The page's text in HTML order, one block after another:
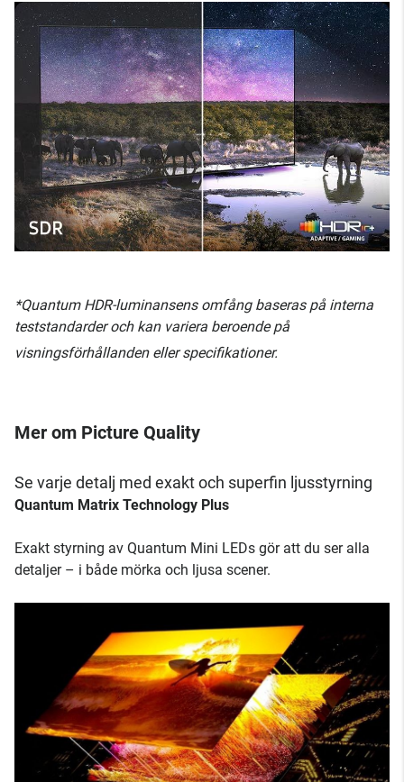
*Quantum HDR-luminansens omfång baseras på interna
teststandarder och kan variera beroende på
visningsförhållanden eller specifikationer.
Mer om Picture Quality
Se varje detalj med exakt och superfin ljusstyrning
Quantum Matrix Technology Plus
Exakt styrning av Quantum Mini LEDs gör att du ser alla
detaljer – i både mörka och ljusa scener.